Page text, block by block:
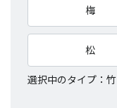
梅
松
選択中のタイプ：竹